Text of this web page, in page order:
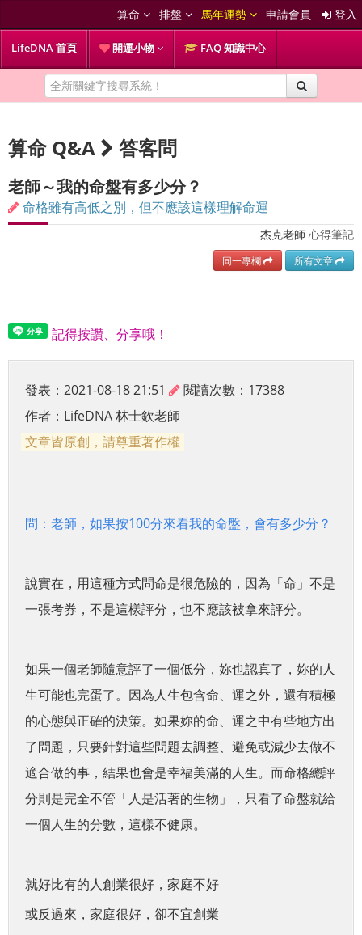
算命 排盤 馬年運勢 申請會員 登入
LifeDNA 首頁 開運小物 FAQ 知識中心
算命 Q&A 答客問
老師～我的命盤有多少分？
命格雖有高低之別，但不應該這樣理解命運
杰克老師 心得筆記
同一專欄 所有文章
記得按讚、分享哦！
發表：2021-08-18 21:51
閱讀次數：17388
作者： LifeDNA 林士欽老師
文章皆原創，請尊重著作權
問：老師，如果按100分來看我的命盤，會有多少分？
說實在，用這種方式問命是很危險的，因為「命」不是
一張考券，不是這樣評分，也不應該被拿來評分。
如果一個老師隨意評了一個低分，妳也認真了，妳的人
生可能也完蛋了。因為人生包含命、運之外，還有積極
的心態與正確的決策。如果妳的命、運之中有些地方出
了問題，只要針對這些問題去調整、避免或減少去做不
適合做的事，結果也會是幸福美滿的人生。而命格總評
分則是完全不管「人是活著的生物」，只看了命盤就給
一個人生的分數，這樣不健康。
就好比有的人創業很好，家庭不好
或反過來，家庭很好，卻不宜創業